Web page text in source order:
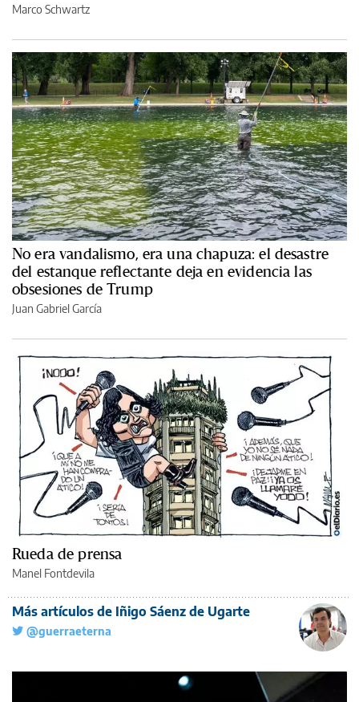
Marco Schwartz
No era vandalismo, era una chapuza: el desastre
del estanque reflectante deja en evidencia las
obsesiones de Trump
Juan Gabriel García
Rueda de prensa
Manel Fontdevila
Más artículos de Iñigo Sáenz de Ugarte
@guerraeterna